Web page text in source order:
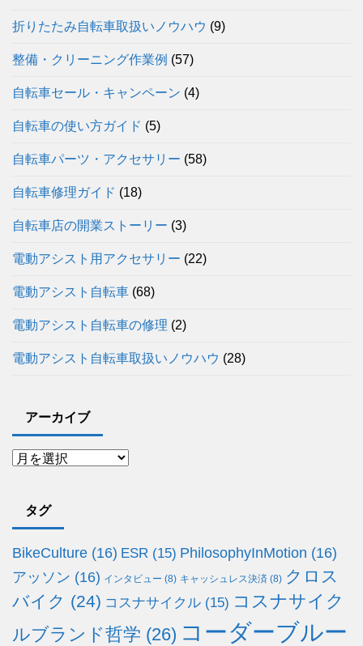
折りたたみ自転車取扱いノウハウ (9)
整備・クリーニング作業例 (57)
自転車セール・キャンペーン (4)
自転車の使い方ガイド (5)
自転車パーツ・アクセサリー (58)
自転車修理ガイド (18)
自転車店の開業ストーリー (3)
電動アシスト用アクセサリー (22)
電動アシスト自転車 (68)
電動アシスト自転車の修理 (2)
電動アシスト自転車取扱いノウハウ (28)
アーカイブ
タグ
BikeCulture (16) ESR (15) PhilosophyInMotion (16)
アッソン (16) インタビュー (8) キャッシュレス決済 (8) クロス
バイク (24) コスナサイクル (15) コスナサイク
ルブランド哲学 (26) コーダーブルー